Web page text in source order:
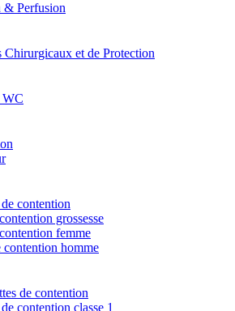
& Perfusion
Chirurgicaux et de Protection
WC
contention
grossesse
femme
contention homme
de contention
contention classe 1